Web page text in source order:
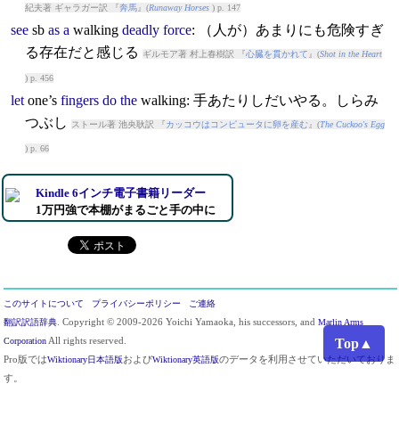
Top▲
紀夫著 ギャラガー訳 『奔馬』(Runaway Horses) p. 147
seesb as a walking deadly force: （人が）あまりにも危険すぎ
る存在だと感じる
ギルモア著 村上春樹訳 『心臓を貫かれて 』(Shot in the Heart
) p. 456
letone’s fingers do the walking: 手あたりしだいやる。しらみ
つぶし
ストール著 池央耿訳 『カッコウはコンピュータに卵を産む』(The Cuckoo's Egg
) p. 66
Kindle 6インチ電子書籍リーダー
1万円強で本棚がまるごと手の中に
このサイトについて プライバシーポリシー
ご連絡
翻訳訳語辞典. Copyright © 2009-2026 Yoichi Yamaoka, his successors, and Marlin Arms
CorporationAll rights reserved.
Pro版ではWiktionary日本語版およびWiktionary英語版のデータを利用させていただいておりま
す。